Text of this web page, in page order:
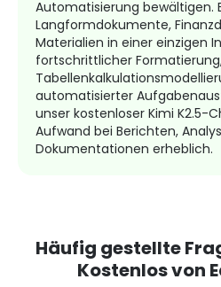
Automatisierung bewältigen.
Langformdokumente,
Materialien in einer einzigen
fortschrittlicher
automatisierter
unser kostenloser Kimi K2.5-
Aufwand bei Berichten,
Dokumentationen erheblich.
Häufig gestellte
Kostenlos von